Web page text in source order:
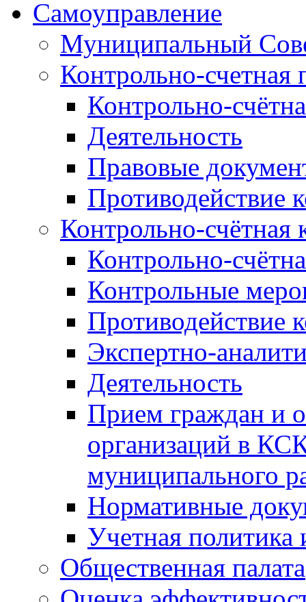
Самоуправление
Муниципальный
Контрольно-счетная
Контрольно-
Деятельность
Правовые
Противодействие
Контрольно-счётная
Контрольно-
Контрольные
Противодействие
Экспертно-
Деятельность
Прием граждан и
организаций в
муниципального
Нормативные
Учетная политика
Общественная палата